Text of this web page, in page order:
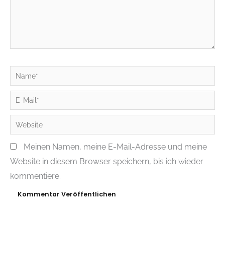
Name*
E-
Mail*
Website
Meinen Namen, meine E-Mail-Adresse und meine
Website in diesem Browser speichern, bis ich wieder
kommentiere.